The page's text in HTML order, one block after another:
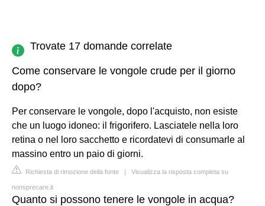
Trovate 17 domande correlate
Come conservare le vongole crude per il giorno
dopo?
Per conservare le vongole, dopo l'acquisto, non esiste
che un luogo idoneo: il frigorifero. Lasciatele nella loro
retina o nel loro sacchetto e ricordatevi di consumarle al
massino entro un paio di giorni.
Richiesta di rimozione della fonte | Visualizza la risposta completa su
nonsprecare.it
Quanto si possono tenere le vongole in acqua?